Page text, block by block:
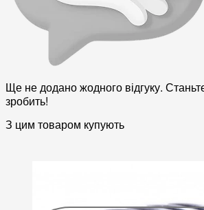
Ще не додано жодного відгуку.
зробить!
З цим товаром купують